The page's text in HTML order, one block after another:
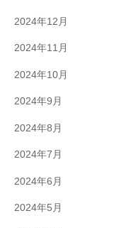
2024年12月
2024年11月
2024年10月
2024年9月
2024年8月
2024年7月
2024年6月
2024年5月